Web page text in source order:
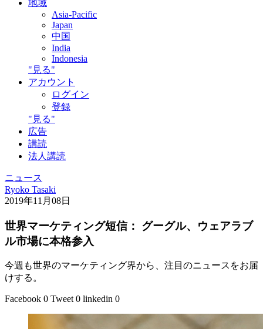
地域
Asia-Pacific
Japan
中国
India
Indonesia
"見る"
アカウント
ログイン
登録
"見る"
広告
講読
法人講読
ニュース
Ryoko Tasaki
2019年11月08日
世界マーケティング短信： グーグル、ウェアラブ
ル市場に本格参入
今週も世界のマーケティング界から、注目のニュースをお届
けする。
Facebook 0 Tweet 0 linkedin 0